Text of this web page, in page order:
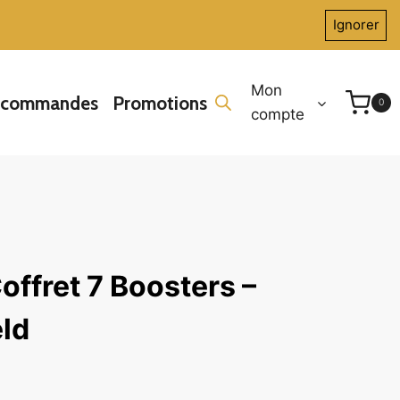
Ignorer
Promotions
Mon
compte
0
7 Boosters –